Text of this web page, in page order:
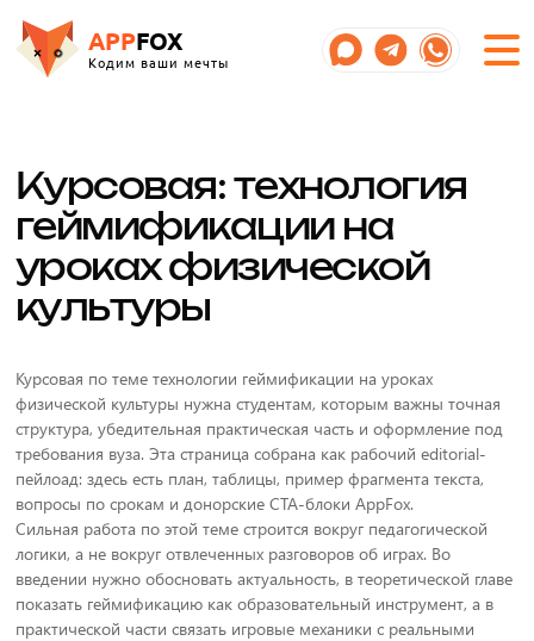
APPFOX
Кодим ваши мечты
Курсовая: технология
геймификации на
уроках физической
культуры
Курсовая по теме технологии геймификации на уроках
физической культуры нужна студентам, которым важны точная
структура, убедительная практическая часть и оформление под
требования вуза. Эта страница собрана как рабочий editorial-
пейлоад: здесь есть план, таблицы, пример фрагмента текста,
вопросы по срокам и донорские CTA-блоки AppFox.
Сильная работа по этой теме строится вокруг педагогической
логики, а не вокруг отвлеченных разговоров об играх. Во
введении нужно обосновать актуальность, в теоретической главе
показать геймификацию как образовательный инструмент, а в
практической части связать игровые механики с реальными